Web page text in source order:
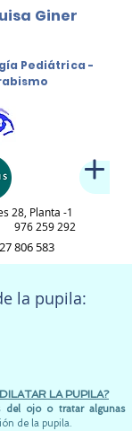
28, Planta -1
976 259 292
Pediátrica -
Giner
806 583
la pupila:
LA PUPILA?
del ojo o tratar algunas
de la pupila.